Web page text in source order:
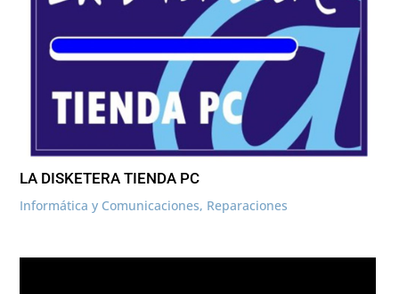
LA DISKETERA TIENDA PC
Informática y Comunicaciones, Reparaciones